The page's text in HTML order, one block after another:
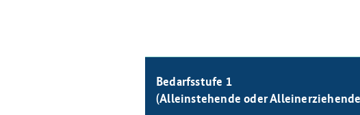
Bedarfsstufe 1
(Alleinstehende oder